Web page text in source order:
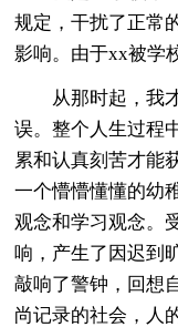
规定，干扰了正常
影响。由于xx被学
从那时起，我才
误。整个人生过程
累和认真刻苦才能
一个懵懵懂懂的幼
观念和学习观念。
响，产生了因迟到
敲响了警钟，回想
尚记录的社会，人